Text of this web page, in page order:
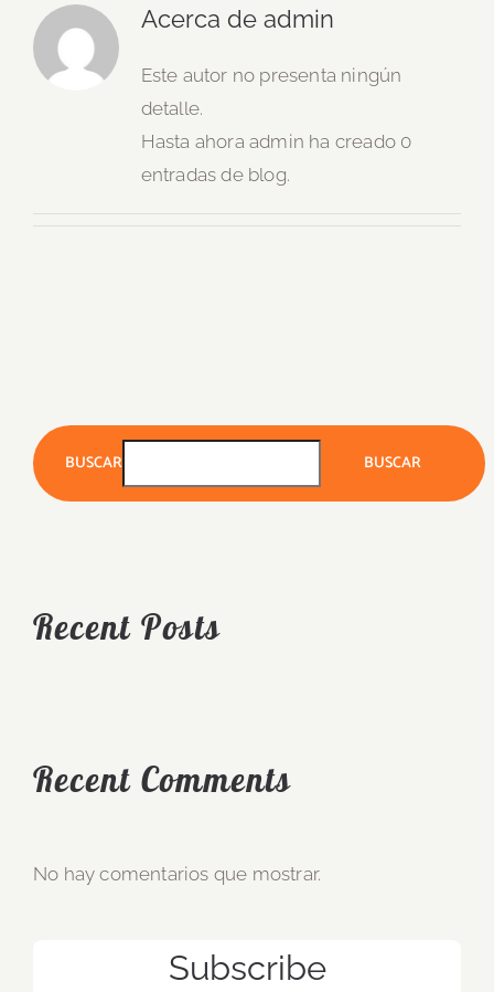
Acerca de admin
Este autor no presenta ningún
detalle.
Hasta ahora admin ha creado 0
entradas de blog.
BUSCAR BUSCAR
Recent Posts
Recent Comments
No hay comentarios que mostrar.
Subscribe